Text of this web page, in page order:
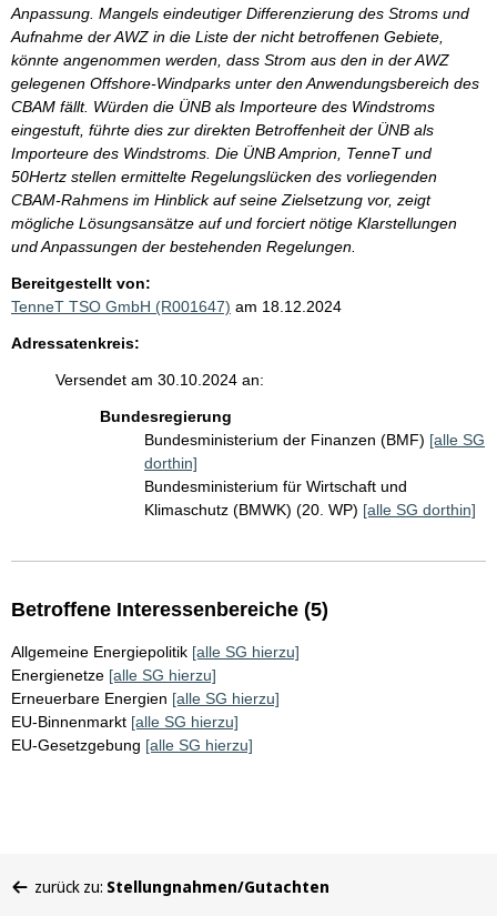
Anpassung. Mangels eindeutiger Differenzierung des Stroms und
Aufnahme der AWZ in die Liste der nicht betroffenen Gebiete,
könnte angenommen werden, dass Strom aus den in der AWZ
gelegenen Offshore-Windparks unter den Anwendungsbereich des
CBAM fällt. Würden die ÜNB als Importeure des Windstroms
eingestuft, führte dies zur direkten Betroffenheit der ÜNB als
Importeure des Windstroms. Die ÜNB Amprion, TenneT und
50Hertz stellen ermittelte Regelungslücken des vorliegenden
CBAM-Rahmens im Hinblick auf seine Zielsetzung vor, zeigt
mögliche Lösungsansätze auf und forciert nötige Klarstellungen
und Anpassungen der bestehenden Regelungen.
Bereitgestellt von:
TenneT TSO GmbH (R001647) am 18.12.2024
Adressatenkreis:
Versendet am 30.10.2024 an:
Bundesregierung
Bundesministerium der Finanzen (BMF) [alle SG
dorthin]
Bundesministerium für Wirtschaft und
Klimaschutz (BMWK) (20. WP) [alle SG dorthin]
Betroffene Interessenbereiche (5)
Allgemeine Energiepolitik [alle SG hierzu]
Energienetze [alle SG hierzu]
Erneuerbare Energien [alle SG hierzu]
EU-Binnenmarkt [alle SG hierzu]
EU-Gesetzgebung [alle SG hierzu]
befinden
zurück zu: Stellungnahmen/Gutachten